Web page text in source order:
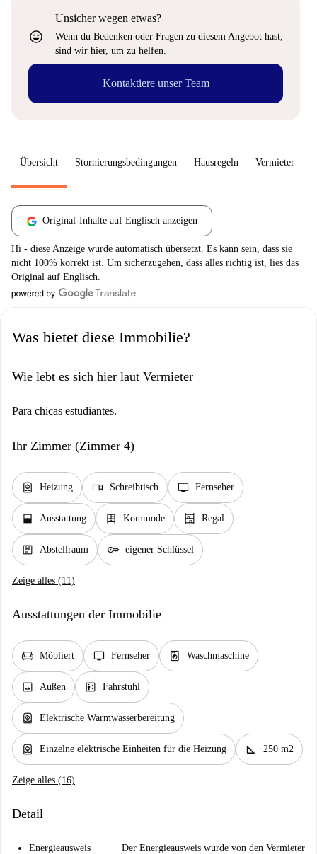
sentiment_very_satisfied
Unsicher wegen etwas?
Wenn du Bedenken oder Fragen zu diesem Angebot hast,
sind wir hier, um zu helfen.
Kontaktiere unser Team
Übersicht Stornierungsbedingungen Hausregeln Vermieter
Original-Inhalte auf Englisch anzeigen
Hi - diese Anzeige wurde automatisch übersetzt. Es kann sein, dass sie
nicht 100% korrekt ist. Um sicherzugehen, dass alles richtig ist, lies das
Original auf Englisch.
Was bietet diese Immobilie?
Wie lebt es sich hier laut Vermieter
Para chicas estudiantes.
Ihr Zimmer (Zimmer 4)
water_heater Heizung desk Schreibtisch tv Fernseher
window_open Ausstattung dresser Kommode shelves Regal
package Abstellraum key eigener Schlüssel
Zeige alles (11)
Ausstattungen der Immobilie
chair Möbliert tv Fernseher local_laundry_service Waschmaschine
image Außen elevator Fahrstuhl
water_heater Elektrische Warmwasserbereitung
water_heater Einzelne elektrische Einheiten für die Heizung square_foot 250 m2
Zeige alles (16)
Detail
Energieausweis
Der Energieausweis wurde von den Vermieter